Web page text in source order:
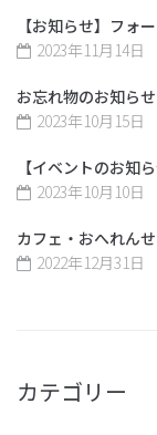
【お知らせ】フォ
2023年11月14日
お忘れ物のお知らせ
2023年10月15日
【イベントのお
2023年10月10日
カフェ・おへれん
2022年12月31日
カテゴリー